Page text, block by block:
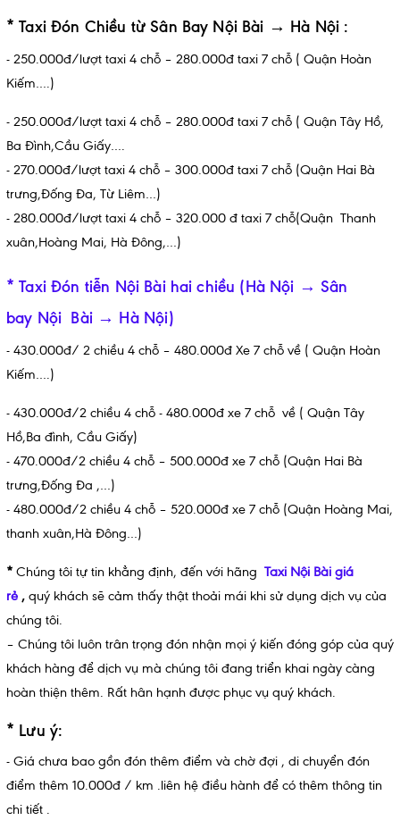
* Taxi Đón Chiều từ Sân Bay Nội Bài → Hà Nội :
- 250.000đ/lượt taxi 4 chỗ – 280.000đ taxi 7 chỗ ( Quận Hoàn
Kiếm….)
- 250.000đ/lượt taxi 4 chỗ – 280.000đ taxi 7 chỗ ( Quận Tây Hồ,
Ba Đình,Cầu Giấy….
- 270.000đ/lượt taxi 4 chỗ – 300.000đ taxi 7 chỗ (Quận Hai Bà
trưng,Đống Đa, Từ Liêm…)
- 280.000đ/lượt taxi 4 chỗ – 320.000 đ taxi 7 chỗ(Quận Thanh
xuân,Hoàng Mai, Hà Đông,…)
* Taxi Đón tiễn Nội Bài hai chiều (Hà Nội → Sân
bay Nội Bài → Hà Nội)
- 430.000đ/ 2 chiều 4 chỗ – 480.000đ Xe 7 chỗ về ( Quận Hoàn
Kiếm….)
- 430.000đ/2 chiều 4 chỗ - 480.000đ xe 7 chỗ về ( Quận Tây
Hồ,Ba đình, Cầu Giấy)
- 470.000đ/2 chiều 4 chỗ – 500.000đ xe 7 chỗ (Quận Hai Bà
trưng,Đống Đa ,…)
- 480.000đ/2 chiều 4 chỗ – 520.000đ xe 7 chỗ (Quận Hoàng Mai,
thanh xuân,Hà Đông…)
* Chúng tôi tự tin khẳng định, đến với hãng Taxi Nội Bài giá
rẻ , quý khách sẽ cảm thấy thật thoải mái khi sử dụng dịch vụ của
chúng tôi.
– Chúng tôi luôn trân trọng đón nhận mọi ý kiến đóng góp của quý
khách hàng để dịch vụ mà chúng tôi đang triển khai ngày càng
hoàn thiện thêm. Rất hân hạnh được phục vụ quý khách.
* Lưu ý:
- Giá chưa bao gồn đón thêm điểm và chờ đợi , di chuyển đón
điểm thêm 10.000đ / km .liên hệ điều hành để có thêm thông tin
chi tiết .